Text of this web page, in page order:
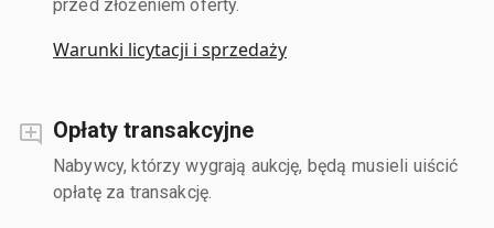
przed złożeniem oferty.
Warunki licytacji i sprzedaży
Opłaty transakcyjne
Nabywcy, którzy wygrają aukcję, będą musieli uiścić
opłatę za transakcję.